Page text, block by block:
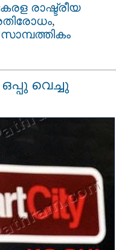
രാഷ്ട്രീയ
,
സാമ്പത്തികം
ഒപ്പു വെച്ചു